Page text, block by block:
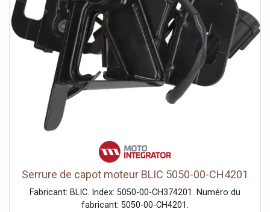
Serrure de capot moteur BLIC 5050-00-CH4201
Fabricant: BLIC. Index: 5050-00-CH374201. Numéro du
fabricant: 5050-00-CH4201.